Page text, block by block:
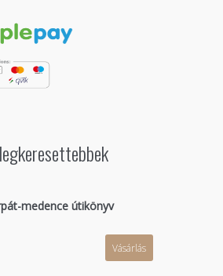
medence útikönyv
Vásárlás